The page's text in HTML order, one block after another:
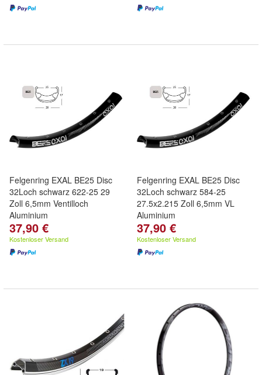
Felgenring EXAL BE25 Disc
32Loch schwarz 622-25 29
Zoll 6,5mm Ventilloch
Aluminium
37,90 €
Kostenloser Versand
Felgenring EXAL BE25 Disc
32Loch schwarz 584-25
27.5x2.215 Zoll 6,5mm VL
Aluminium
37,90 €
Kostenloser Versand